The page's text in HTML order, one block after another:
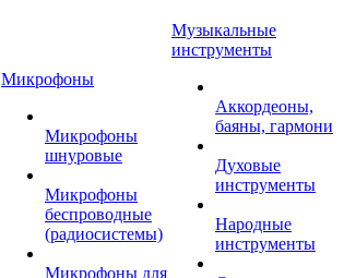
Микрофоны
Микрофоны
шнуровые
Микрофоны
беспроводные
(радиосистемы)
Микрофоны для
Музыкальные
инструменты
Аккордеоны,
баяны, гармони
Духовые
инструменты
Народные
инструменты